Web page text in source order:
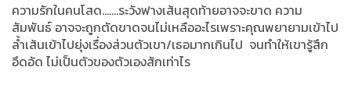
ความรักในคนโสด.......ระวังฟางเส้นสุดท้ายอาจจะขาด ความ
สัมพันธ์ อาจจะถูกตัดขาดจนไม่เหลืออะไรเพราะคุณพยายามเข้าไป
ล้ำเส้นเข้าไปยุ่งเรื่องส่วนตัวเขา/เธอมากเกินไป จนทำให้เขารู้สึก
อึดอัด ไม่เป็นตัวของตัวเองสักเท่าไร